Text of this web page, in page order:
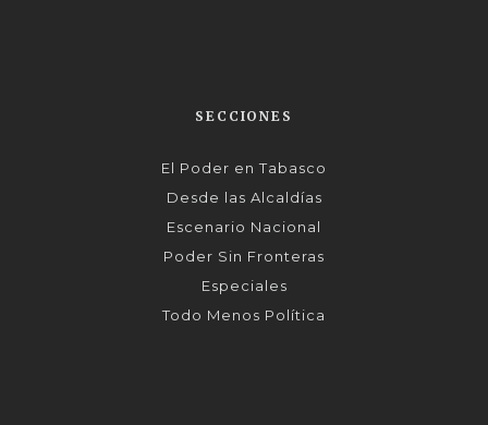
SECCIONES
El Poder en Tabasco
Desde las Alcaldías
Escenario Nacional
Poder Sin Fronteras
Especiales
Todo Menos Política